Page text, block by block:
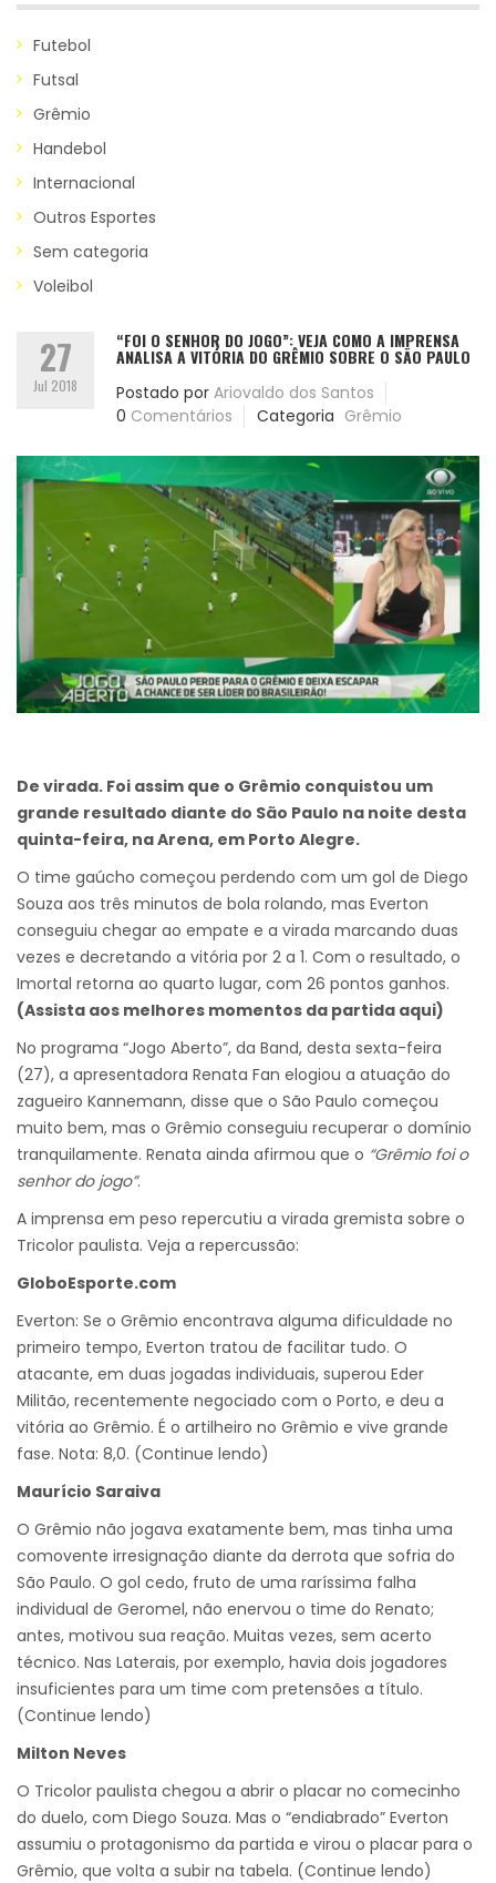
Futebol
Futsal
Grêmio
Handebol
Internacional
Outros Esportes
Sem categoria
Voleibol
27
Jul 2018
“FOI O SENHOR DO JOGO”: VEJA COMO A IMPRENSA
ANALISA A VITÓRIA DO GRÊMIO SOBRE O SÃO PAULO
Postado por Ariovaldo dos Santos
0 Comentários Categoria Grêmio
De virada. Foi assim que o Grêmio conquistou um
grande resultado diante do São Paulo na noite desta
quinta-feira, na Arena, em Porto Alegre.
O time gaúcho começou perdendo com um gol de Diego
Souza aos três minutos de bola rolando, mas Everton
conseguiu chegar ao empate e a virada marcando duas
vezes e decretando a vitória por 2 a 1. Com o resultado, o
Imortal retorna ao quarto lugar, com 26 pontos ganhos.
(Assista aos melhores momentos da partida aqui)
No programa “Jogo Aberto”, da Band, desta sexta-feira
(27), a apresentadora Renata Fan elogiou a atuação do
zagueiro Kannemann, disse que o São Paulo começou
muito bem, mas o Grêmio conseguiu recuperar o domínio
tranquilamente. Renata ainda afirmou que o “Grêmio foi o
senhor do jogo”.
A imprensa em peso repercutiu a virada gremista sobre o
Tricolor paulista. Veja a repercussão:
GloboEsporte.com
Everton: Se o Grêmio encontrava alguma dificuldade no
primeiro tempo, Everton tratou de facilitar tudo. O
atacante, em duas jogadas individuais, superou Eder
Militão, recentemente negociado com o Porto, e deu a
vitória ao Grêmio. É o artilheiro no Grêmio e vive grande
fase. Nota: 8,0. (Continue lendo)
Maurício Saraiva
O Grêmio não jogava exatamente bem, mas tinha uma
comovente irresignação diante da derrota que sofria do
São Paulo. O gol cedo, fruto de uma raríssima falha
individual de Geromel, não enervou o time do Renato;
antes, motivou sua reação. Muitas vezes, sem acerto
técnico. Nas Laterais, por exemplo, havia dois jogadores
insuficientes para um time com pretensões a título.
(Continue lendo)
Milton Neves
O Tricolor paulista chegou a abrir o placar no comecinho
do duelo, com Diego Souza. Mas o “endiabrado” Everton
assumiu o protagonismo da partida e virou o placar para o
Grêmio, que volta a subir na tabela. (Continue lendo)